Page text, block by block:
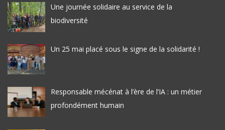
Une journée solidaire au service de la
biodiversité
Un 25 mai placé sous le signe de la solidarité !
Responsable mécénat à l’ère de l’IA : un métier
profondément humain